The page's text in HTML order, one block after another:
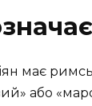
має
або